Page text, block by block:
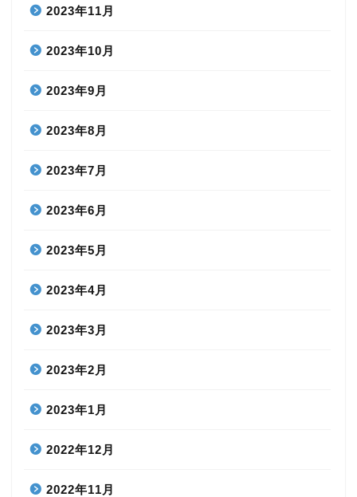
2023年11月
2023年10月
2023年9月
2023年8月
2023年7月
2023年6月
2023年5月
2023年4月
2023年3月
2023年2月
2023年1月
2022年12月
2022年11月